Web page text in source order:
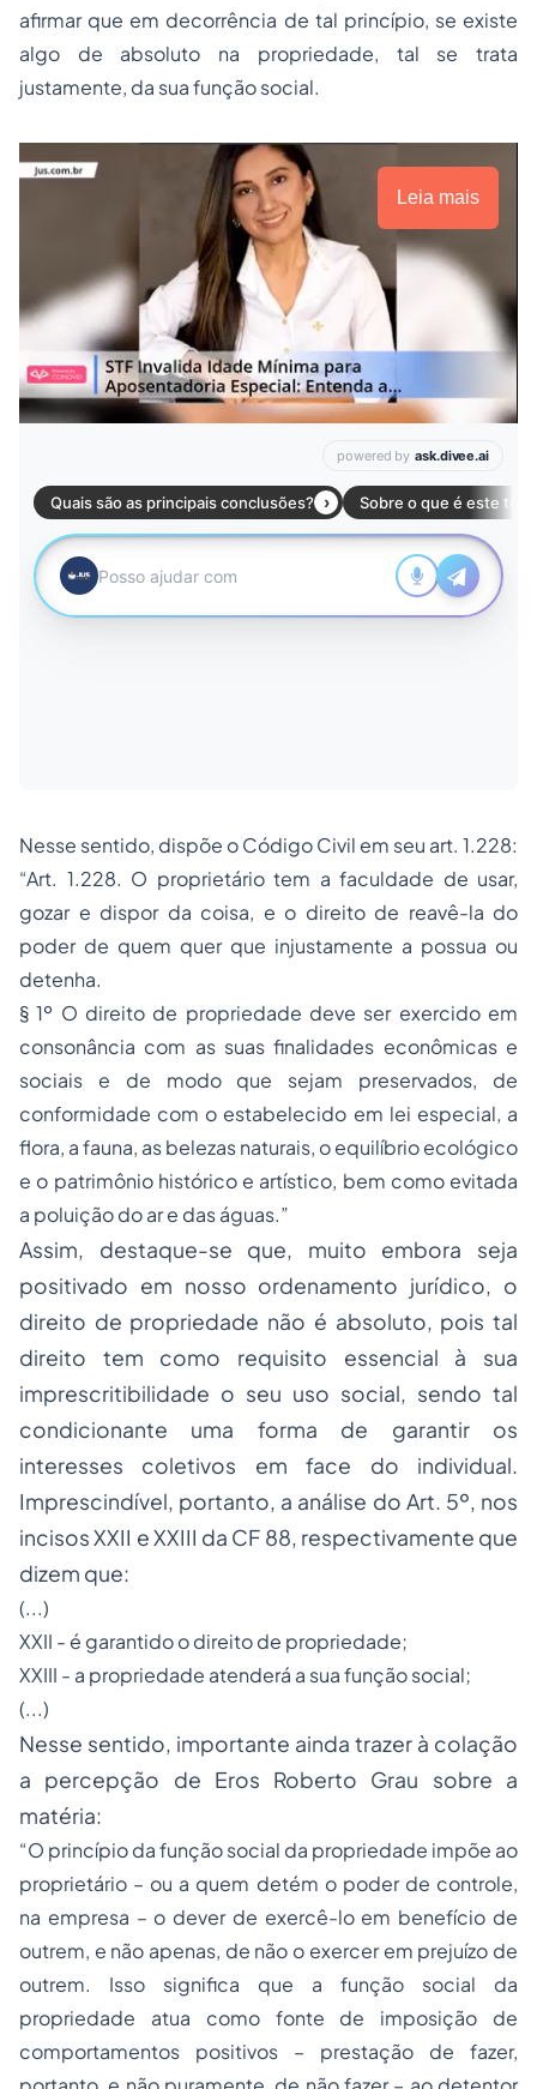
afirmar que em decorrência de tal princípio, se existe
algo de absoluto na propriedade, tal se trata
justamente, da sua função social.
Leia mais
Nesse sentido, dispõe o Código Civil em seu art. 1.228:
“Art. 1.228. O proprietário tem a faculdade de usar,
gozar e dispor da coisa, e o direito de reavê-la do
poder de quem quer que injustamente a possua ou
detenha.
§ 1º O direito de propriedade deve ser exercido em
consonância com as suas finalidades econômicas e
sociais e de modo que sejam preservados, de
conformidade com o estabelecido em lei especial, a
flora, a fauna, as belezas naturais, o equilíbrio ecológico
e o patrimônio histórico e artístico, bem como evitada
a poluição do ar e das águas.”
Assim, destaque-se que, muito embora seja
positivado em nosso ordenamento jurídico, o
direito de propriedade não é absoluto, pois tal
direito tem como requisito essencial à sua
imprescritibilidade o seu uso social, sendo tal
condicionante uma forma de garantir os
interesses coletivos em face do individual.
Imprescindível, portanto, a análise do Art. 5º, nos
incisos XXII e XXIII da CF 88, respectivamente que
dizem que:
(...)
XXII - é garantido o direito de propriedade;
XXIII - a propriedade atenderá a sua função social;
(...)
Nesse sentido, importante ainda trazer à colação
a percepção de Eros Roberto Grau sobre a
matéria:
“O princípio da função social da propriedade impõe ao
proprietário – ou a quem detém o poder de controle,
na empresa – o dever de exercê-lo em benefício de
outrem, e não apenas, de não o exercer em prejuízo de
outrem. Isso significa que a função social da
propriedade atua como fonte de imposição de
comportamentos positivos – prestação de fazer,